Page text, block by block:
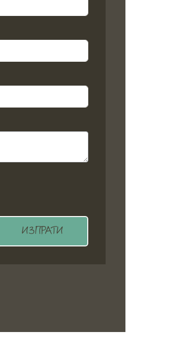
ИЗПРАТИ